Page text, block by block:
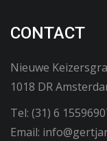
CONTACT
Nieuwe
1018 DR
Tel: (31) 6
Email: